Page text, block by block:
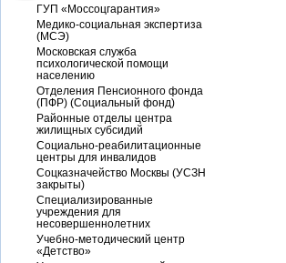
ГУП «Моссоцгарантия»
Медико-социальная экспертиза
(МСЭ)
Московская служба
психологической помощи
населению
Отделения Пенсионного фонда
(ПФР) (Социальный фонд)
Районные отделы центра
жилищных субсидий
Социально-реабилитационные
центры для инвалидов
Соцказначейство Москвы (УСЗН
закрыты)
Специализированные
учреждения для
несовершеннолетних
Учебно-методический центр
«Детство»